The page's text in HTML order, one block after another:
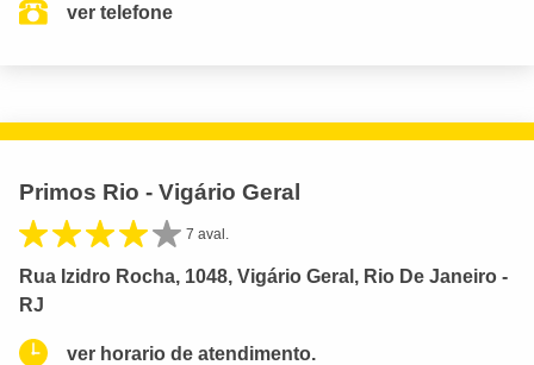
ver telefone
Primos Rio - Vigário Geral
7 aval.
Rua Izidro Rocha, 1048, Vigário Geral, Rio De Janeiro -
RJ
ver horario de atendimento.